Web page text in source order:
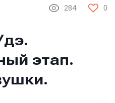
284 0
этап.